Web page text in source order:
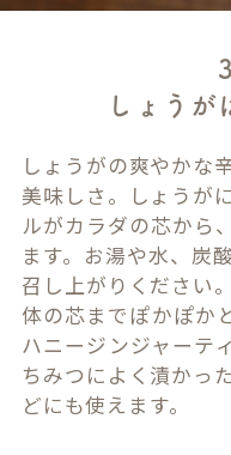
しょうが
しょうがの爽やかな
美味しさ。しょうが
ルがカラダの芯から
ます。お湯や水、炭
召し上がりください
体の芯までぽかぽか
ハニージンジャーテ
ちみつによく漬かっ
どにも使えます。